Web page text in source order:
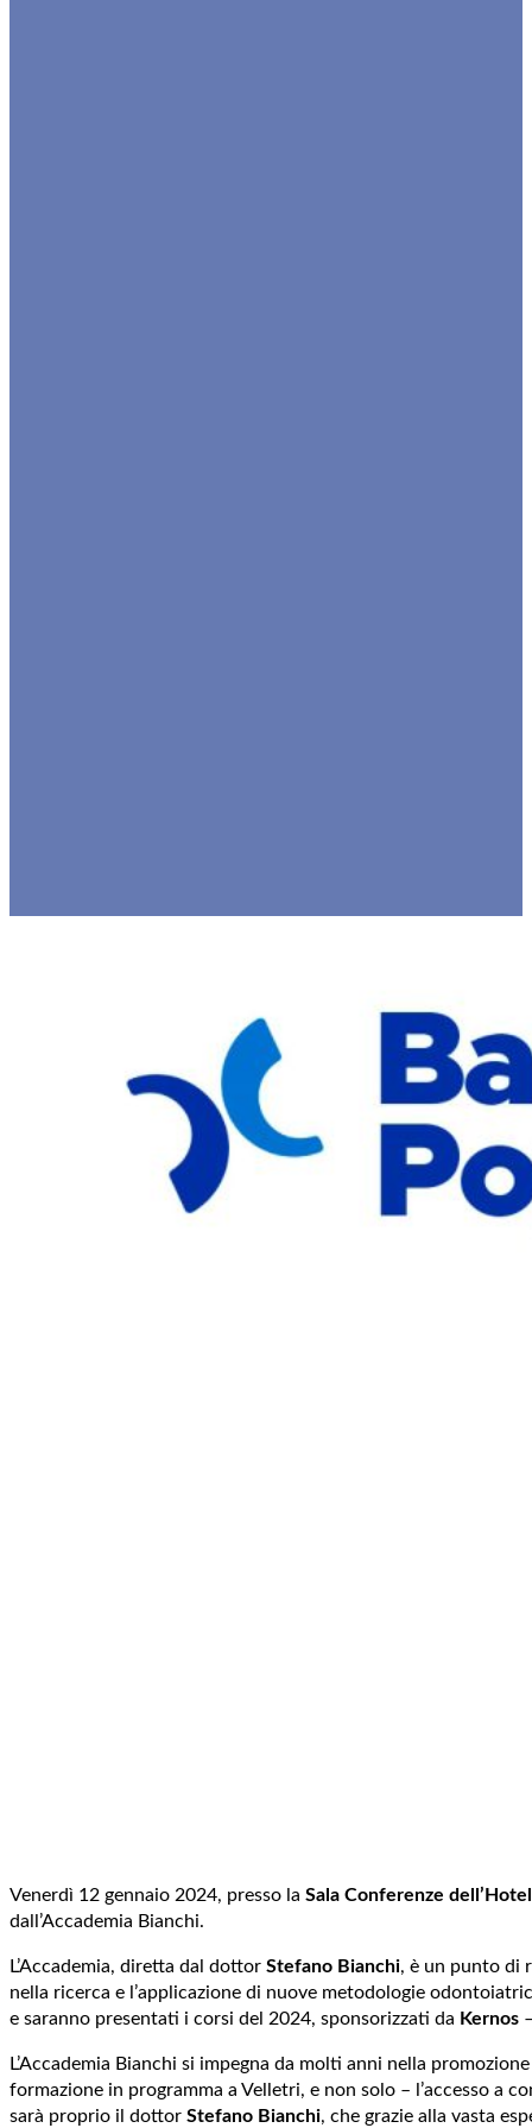
Venerdì 12 gennaio 2024, presso la Sala Conferenze
dall’Accademia Bianchi.
L’Accademia, diretta dal dottor Stefano Bianchi, è un punto di
nella ricerca e l’applicazione di nuove metodologie
e saranno presentati i corsi del 2024, sponsorizzati da Kernos
L’Accademia Bianchi si impegna da molti anni nella
formazione in programma a Velletri, e non solo – l’accesso a
sarà proprio il dottor Stefano Bianchi, che grazie alla vasta